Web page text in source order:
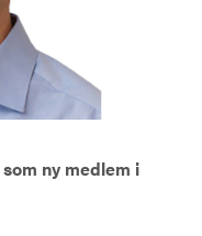
som ny medlem i